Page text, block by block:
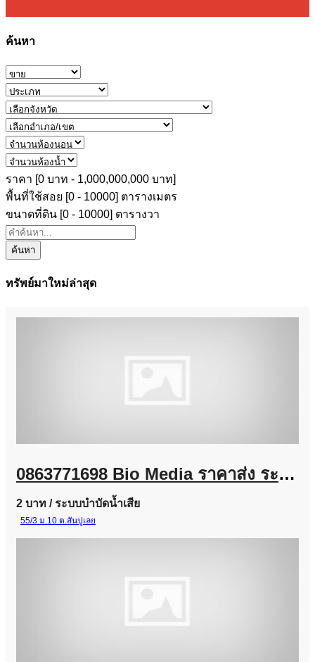
ค้นหา
ราคา [0 บาท - 1,000,000,000 บาท]
พื้นที่ใช้สอย [0 - 10000] ตารางเมตร
ขนาดที่ดิน [0 - 10000] ตารางวา
ค้นหา
ทรัพย์มาใหม่ล่าสุด
0863771698 Bio Media ราคาส่ง ระบบบำบัดน้ำเสีย โรงงานอุตสาหกรรม และงานโครงการ
2 บาท / ระบบบำบัดน้ำเสีย
55/3 ม.10 ต.สันปูเลย